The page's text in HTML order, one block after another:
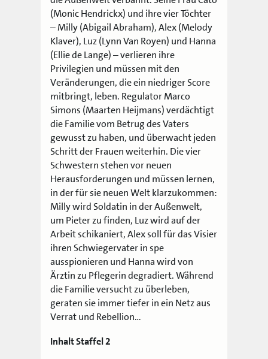
(Monic Hendrickx) und ihre vier Töchter
– Milly (Abigail Abraham), Alex (Melody
Klaver), Luz (Lynn Van Royen) und Hanna
(Ellie de Lange) – verlieren ihre
Privilegien und müssen mit den
Veränderungen, die ein niedriger Score
mitbringt, leben. Regulator Marco
Simons (Maarten Heijmans) verdächtigt
die Familie vom Betrug des Vaters
gewusst zu haben, und überwacht jeden
Schritt der Frauen weiterhin. Die vier
Schwestern stehen vor neuen
Herausforderungen und müssen lernen,
in der für sie neuen Welt klarzukommen:
Milly wird Soldatin in der Außenwelt,
um Pieter zu finden, Luz wird auf der
Arbeit schikaniert, Alex soll für das Visier
ihren Schwiegervater in spe
ausspionieren und Hanna wird von
Ärztin zu Pflegerin degradiert. Während
die Familie versucht zu überleben,
geraten sie immer tiefer in ein Netz aus
Verrat und Rebellion…
Inhalt Staffel 2